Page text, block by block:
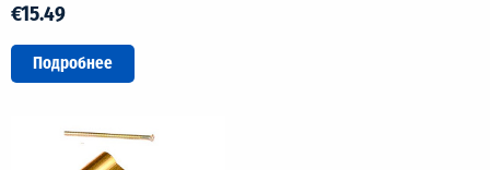
€15.49
Подробнее